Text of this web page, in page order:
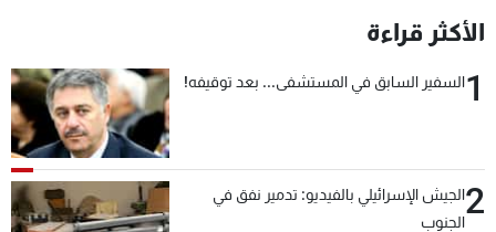
الأكثر قراءة
1السفير السابق في المستشفى... بعد توقيفه!
2الجيش الإسرائيلي بالفيديو: تدمير نفق في
الجنوب